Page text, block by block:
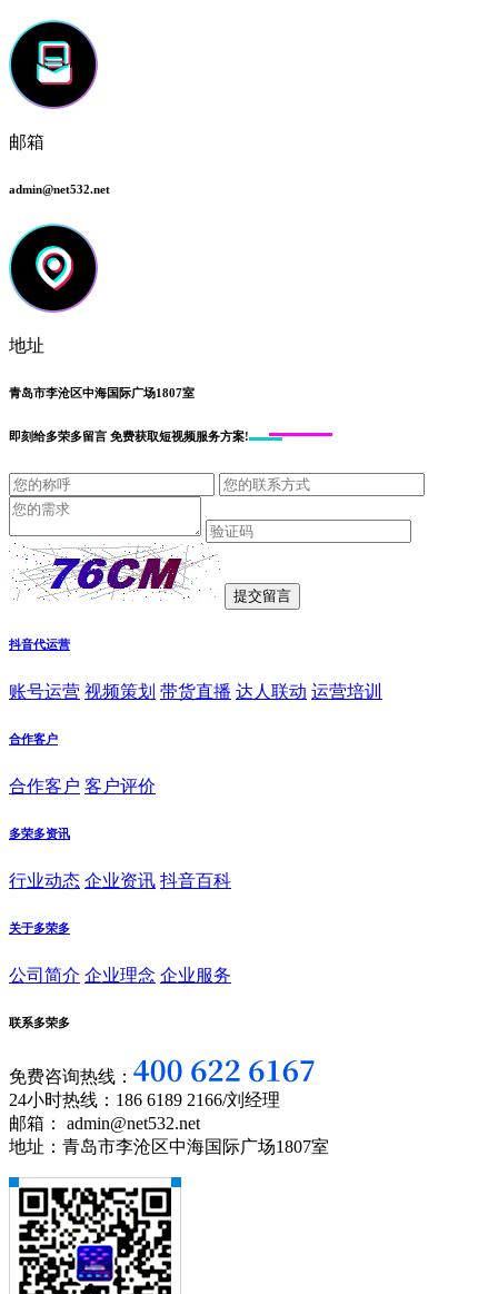
邮箱
admin@net532.net
地址
青岛市李沧区中海国际广场1807室
即刻给多荣多留言 免费获取短视频服务方案!
抖音代运营
账号运营 视频策划 带货直播 达人联动 运营培训
合作客户
合作客户 客户评价
多荣多资讯
行业动态 企业资讯 抖音百科
关于多荣多
公司简介 企业理念 企业服务
联系多荣多
免费咨询热线：
24小时热线：186 6189 2166/刘经理
邮箱： admin@net532.net
地址：青岛市李沧区中海国际广场1807室